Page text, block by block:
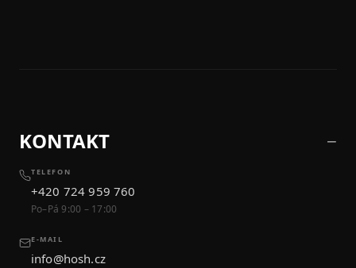
KONTAKT
TELEFON
+420 724 959 760
Po–Pá 9:00 – 17:00
E-MAIL
info@hosh.cz